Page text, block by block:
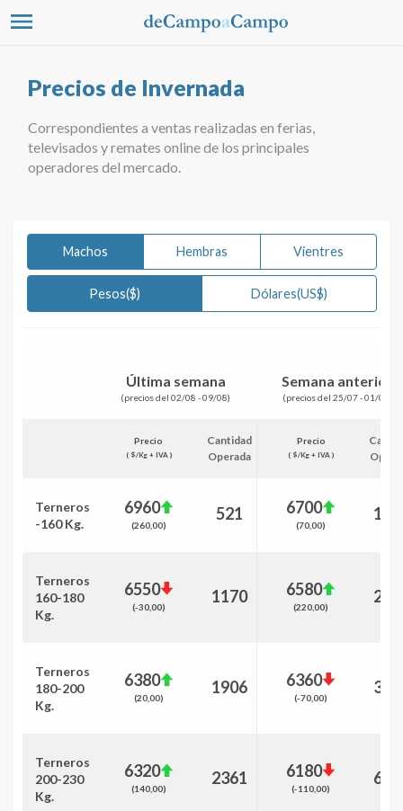
Precios de Invernada
Correspondientes a ventas realizadas en ferias,
televisados y remates online de los principales
operadores del mercado.
Machos Hembras Vientres
Pesos($) Dólares(US$)
Última semana
(precios del 02/08 - 09/08)
Semana anterior
(precios del 25/07 - 01/08)
Precio
( $/Kg + IVA )
Cantidad
Operada
Precio
( $/Kg + IVA )
Terneros
-160 Kg.
6960
(260,00)
521 6700
(70,00)
Terneros
160-180
Kg.
6550
(-30,00)
1170 6580
(220,00)
Terneros
180-200
Kg.
6380
(20,00)
1906 6360
(-70,00)
Terneros
200-230
Kg.
6320
(140,00)
2361 6180
(-110,00)